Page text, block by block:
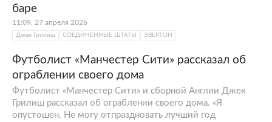
баре
11:09, 27 апреля 2026
Джек Грилиш СОЕДИНЕННЫЕ ШТАТЫ ЭВЕРТОН
Футболист «Манчестер Сити» рассказал об
ограблении своего дома
Футболист «Манчестер Сити» и сборной Англии Джек
Грилиш рассказал об ограблении своего дома. «Я
опустошен. Не могу отпраздновать лучший год